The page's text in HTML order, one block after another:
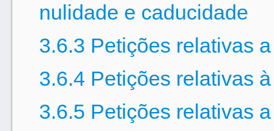
nulidade e caducidade
3.6.3 Petições relativas
3.6.4 Petições relativas
3.6.5 Petições relativas